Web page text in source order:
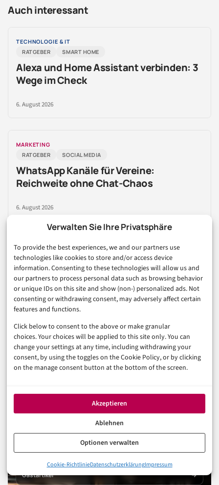
Verwalten Sie Ihre Privatsphäre
To provide the best experiences, we and our partners use
technologies like cookies to store and/or access device
information. Consenting to these technologies will allow us and
our partners to process personal data such as browsing behavior
or unique IDs on this site and show (non-) personalized ads. Not
consenting or withdrawing consent, may adversely affect certain
features and functions.
Click below to consent to the above or make granular
choices. Your choices will be applied to this site only. You can
change your settings at any time, including withdrawing your
consent, by using the toggles on the Cookie Policy, or by clicking
on the manage consent button at the bottom of the screen.
Akzeptieren
Ablehnen
Optionen verwalten
Cookie-RichtlinieDatenschutzerklärungImpressum
Auch interessant
TECHNOLOGIE & IT
RATGEBER
SMART HOME
Alexa und Home Assistant verbinden: 3
Wege im Check
6. August 2026
MARKETING
RATGEBER
SOCIAL MEDIA
WhatsApp Kanäle für Vereine:
Reichweite ohne Chat-Chaos
6. August 2026
TECHNOLOGIE & IT
APP
APPLE
App Store Störung: Was Sie bei digitalen
Käufen jetzt absichern sollten
30. Juli 2026
Reichweite in Finanzen &
FinTech
Sponsored Post
Gastartikel